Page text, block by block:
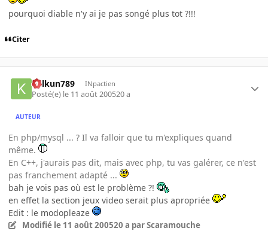
pourquoi diable n'y ai je pas songé plus tot ?!!!
Citer
kelkun789 INpactien
Posté(e) le 11 août 200520 a
AUTEUR
En php/mysql ... ? Il va falloir que tu m'expliques quand
même.
En C++, j'aurais pas dit, mais avec php, tu vas galérer, ce n'est
pas franchement adapté ...
bah je vois pas où est le problème ?!
en effet la section jeux video serait plus apropriée
Edit : le modopleaze
Modifié le 11 août 200520 a par Scaramouche